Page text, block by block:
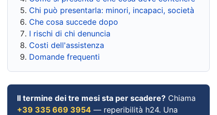
Chi può presentarla: minori, incapaci, società
Che cosa succede dopo
I rischi di chi denuncia
Costi dell'assistenza
Domande frequenti
Il termine dei tre mesi sta per scadere? Chiama
+39 335 669 3954 — reperibilità h24. Una